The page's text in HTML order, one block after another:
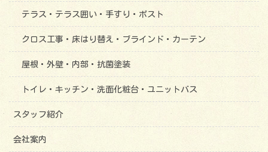
テラス・テラス囲い・手すり・ポスト
クロス工事・床はり替え・ブラインド・カーテン
屋根・外壁・内部・抗菌塗装
トイレ・キッチン・洗面化粧台・ユニットバス
スタッフ紹介
会社案内